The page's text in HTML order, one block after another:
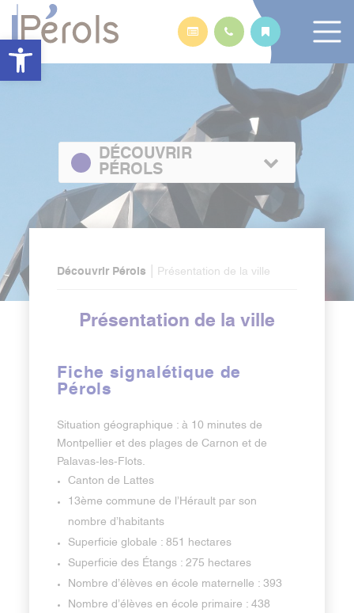
Ouvrir la barre d’outils
DÉCOUVRIR
PÉROLS
Découvrir Pérols Présentation de la ville
Présentation de la ville
Fiche signalétique de
Pérols
Situation géographique : à 10 minutes de
Montpellier et des plages de Carnon et de
Palavas-les-Flots.
Canton de Lattes
13ème commune de l’Hérault par son
nombre d’habitants
Superficie globale : 851 hectares
Superficie des Étangs : 275 hectares
Nombre d’élèves en école maternelle : 393
Nombre d’élèves en école primaire : 438
Panneau de gestion des cookies